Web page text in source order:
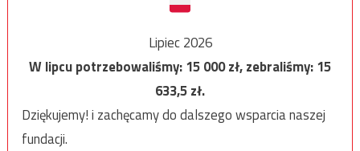
Lipiec 2026
W lipcu potrzebowaliśmy:15 000zł, zebraliśmy:15
633,5zł.
Dziękujemy! i zachęcamy do dalszego wsparcia naszej
fundacji.